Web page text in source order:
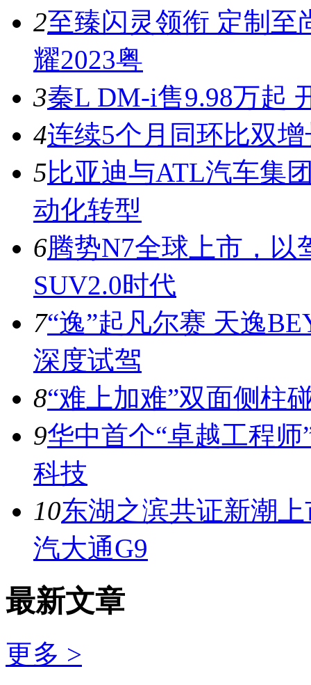
2至臻闪灵领衔 定制至
耀2023粤
3秦L DM-i售9.98万起
4连续5个月同环比双
5比亚迪与ATL汽车集
动化转型
6腾势N7全球上市，以
SUV2.0时代
7“逸”起凡尔赛 天逸
深度试驾
8“难上加难”双面侧柱
9华中首个“卓越工程
科技
10东湖之滨共证新潮
汽大通G9
最新文章
更多 >